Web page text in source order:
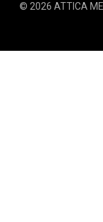
© 2026 ATTICA